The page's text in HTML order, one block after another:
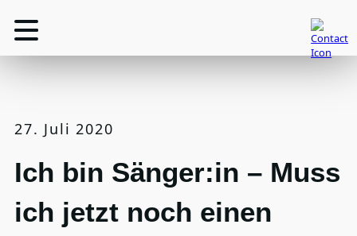
27. Juli 2020
Ich bin Sänger:in – Muss
ich jetzt noch einen